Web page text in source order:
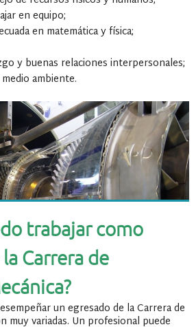
en equipo;
en matemática y física;
y buenas relaciones interpersonales;
ambiente.
trabajar como
Carrera de
un egresado de la Carrera de
muy variadas. Un profesional puede